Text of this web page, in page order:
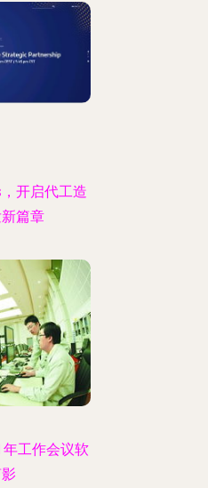
开启代工造
篇章
工作会议软